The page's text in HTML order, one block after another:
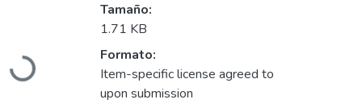
Cargando...
Tamaño:
1.71 KB
Formato:
Item-specific license agreed to
upon submission